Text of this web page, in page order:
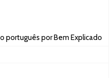
português por Bem Explicado